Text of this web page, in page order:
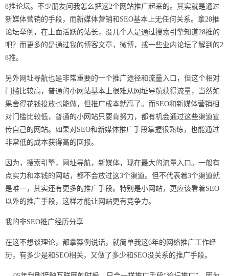
8推论坛。不少朋友问我怎么把这2个网站推广起来的。其实就是通过
新媒体营销的手段，而新媒体营销和SEO基本上无任何关系。拿28推
论坛举例，在上面活跃的站长，没几个人是通过搜索引擎知道28推的
吧？而更多的是通过我的博客文章，微博，或一些业内论坛了解到的2
8推。
另外网址导航也是非常重要的一个推广途径和流量入口，但这个相对
门槛比较高，普通的小网站基本上很难从网址导航获得流量，当然如
果舍得花钱投放也能做，但推广成本就高了。而SEO和新媒体营销相
对门槛比较低，普通的小网站只要肯努力，都有机会通过这些渠道宣
传自己的网站。如果对SEO和新媒体推广手段掌握很熟练，也能通过
非常低的成本获得高的回报。
因为，搜索引擎，网址导航，新媒体，现在最大的流量入口。一般有
点实力和本钱的网站，都不会放过这3个渠道。但不代表着3个渠道就
是唯一，其实还有更多的推广手段。特别是小网站，更应该看着SEO
以外的推广手段，这样才能让网站更有竞争力。
我的非SEO推广经历分享
在这不想谈理论，都拿案例说话，就简单我这6年的网络推广工作经
历，有多少是和SEO相关，又做了多少和SEO没关系的推广手段。